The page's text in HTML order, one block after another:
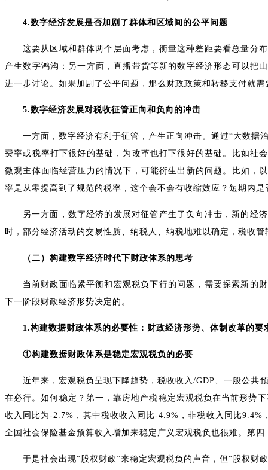
4.数字经济发展是否加剧了群体和区域间的公平问题
这要从区域和群体两个层面考虑，衡量这种差距要看总量分
产生数字鸿沟；另一方面，直播带货等新的数字经济形态可以把
进一步讨论。如果加剧了公平问题，那么财政政策和转移支付就需
5.数字经济发展对税收征管正向和负向的冲击
一方面，数字经济有利于征管，产生正向冲击。通过“大数据
费率或税率打下很好的基础，为改革也打下很好的基础。比如社
微观主体面临经营压力的情况下，可能衍生出新的问题。比如，
率是从零提高到了规范的税率，这个会不会有收缩效应？短期内
另一方面，数字经济的发展对征管产生了负向冲击，新的经
时，部分经济活动的交易性质、纳税人、纳税地难以确定，税收
（二）构建数字经济时代下财政体系的思考
当前财政面临紧平衡和宏观税负下行的问题，需要探索新的
下一阶段财政经济形势决定的。
1.构建数据财政体系的必要性：财政经济形势、体制改革的要
①构建数据财政体系是稳定宏观税负的必要
近年来，宏观税负呈现下降趋势，税收收入/GDP、一般公共
在必行。如何稳定？第一，靠房地产税稳定宏观税负在当前形势
收入同比为-2.7%，其中税收收入同比-4.9%，非税收入同比
全国社会保险基金预算收入增加来稳定广义宏观税负也很难。第
于是社会出现“股权财政”来稳定宏观税负的声音，但“股权